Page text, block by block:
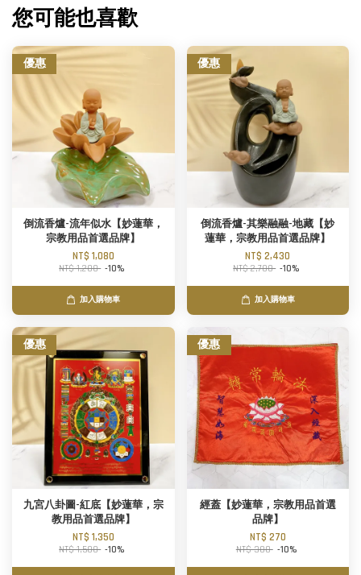
您可能也喜歡
優惠
倒流香爐-流年似水【妙蓮華，
宗教用品首選品牌】
NT$ 1,080
NT$ 1,200 -10%
加入購物車
優惠
倒流香爐-其樂融融-地藏【妙
蓮華，宗教用品首選品牌】
NT$ 2,430
NT$ 2,700 -10%
加入購物車
優惠
九宮八卦圖-紅底【妙蓮華，宗
教用品首選品牌】
NT$ 1,350
NT$ 1,500 -10%
優惠
經蓋【妙蓮華，宗教用品首選
品牌】
NT$ 270
NT$ 300 -10%